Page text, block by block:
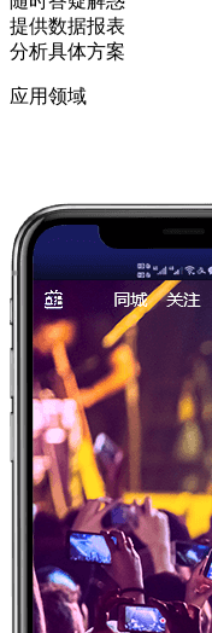
提供数据报表
分析具体方案
应用领域